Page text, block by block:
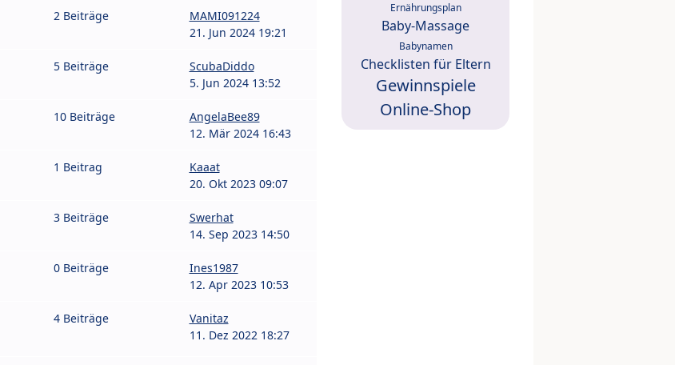
2 Beiträge
MAMI091224
21. Jun 2024 19:21
5 Beiträge
ScubaDiddo
5. Jun 2024 13:52
10 Beiträge
AngelaBee89
12. Mär 2024 16:43
1 Beitrag
Kaaat
20. Okt 2023 09:07
3 Beiträge
Swerhat
14. Sep 2023 14:50
0 Beiträge
Ines1987
12. Apr 2023 10:53
4 Beiträge
Vanitaz
11. Dez 2022 18:27
Ernährungsplan
Baby-Massage
Babynamen
Checklisten für Eltern
Gewinnspiele
Online-Shop